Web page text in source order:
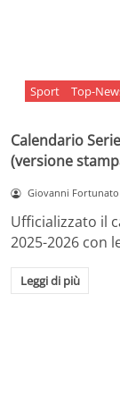
Sport Top-
Calendario
(versione
Giovanni Fortunato
Ufficializzato il
2025-2026 con
Leggi di più